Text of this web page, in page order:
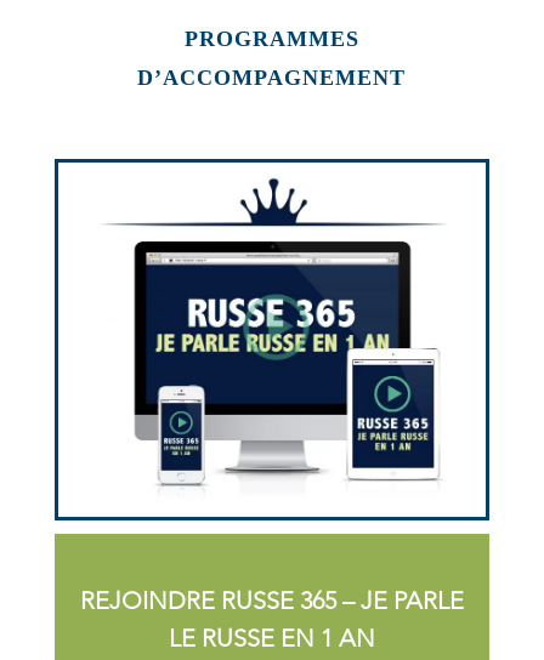
PROGRAMMES
D’ACCOMPAGNEMENT
REJOINDRE RUSSE 365 – JE PARLE
LE RUSSE EN 1 AN